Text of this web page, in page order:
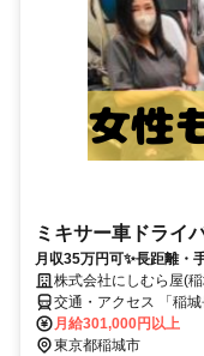
ミキサー車ドライ
月収35万円可✨長距離・
株式会社にしむら屋(
交通・アクセス 「稲城
行直帰可
月給301,000円以上
東京都稲城市